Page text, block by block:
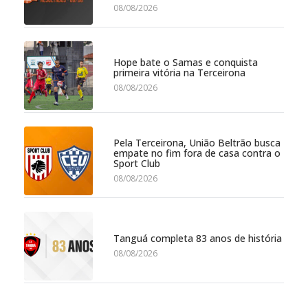
08/08/2026
Hope bate o Samas e conquista
primeira vitória na Terceirona
08/08/2026
Pela Terceirona, União Beltrão busca
empate no fim fora de casa contra o
Sport Club
08/08/2026
Tanguá completa 83 anos de história
08/08/2026